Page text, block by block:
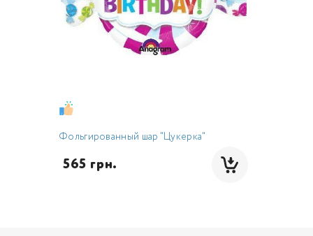
Фольгированный шар "Цукерка"
565 грн.